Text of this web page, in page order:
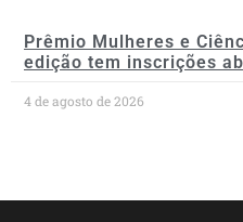
Prêmio Mulheres e
edição tem inscrições
4 de agosto de 2026